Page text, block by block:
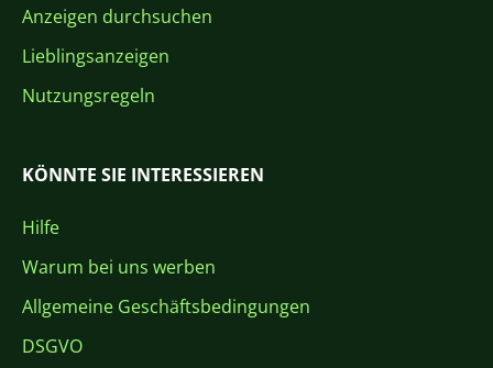
Anzeigen durchsuchen
Lieblingsanzeigen
Nutzungsregeln
KÖNNTE SIE INTERESSIEREN
Hilfe
Warum bei uns werben
Allgemeine Geschäftsbedingungen
DSGVO